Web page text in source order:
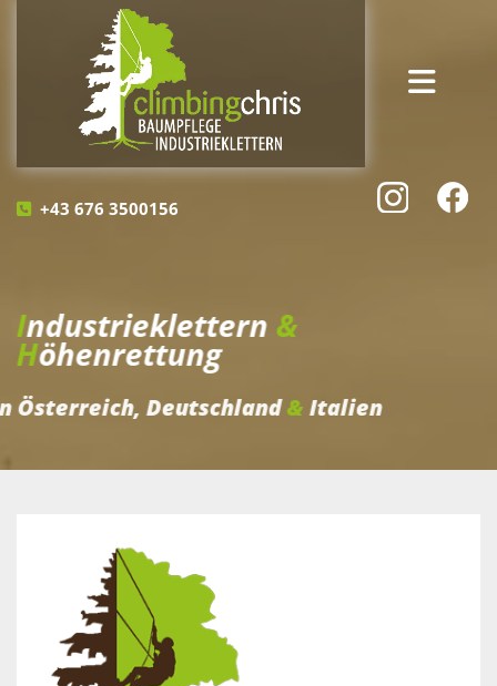
 +43 676 3500156
Industrieklettern &
Höhenrettung
in Österreich, Deutschland&Italien